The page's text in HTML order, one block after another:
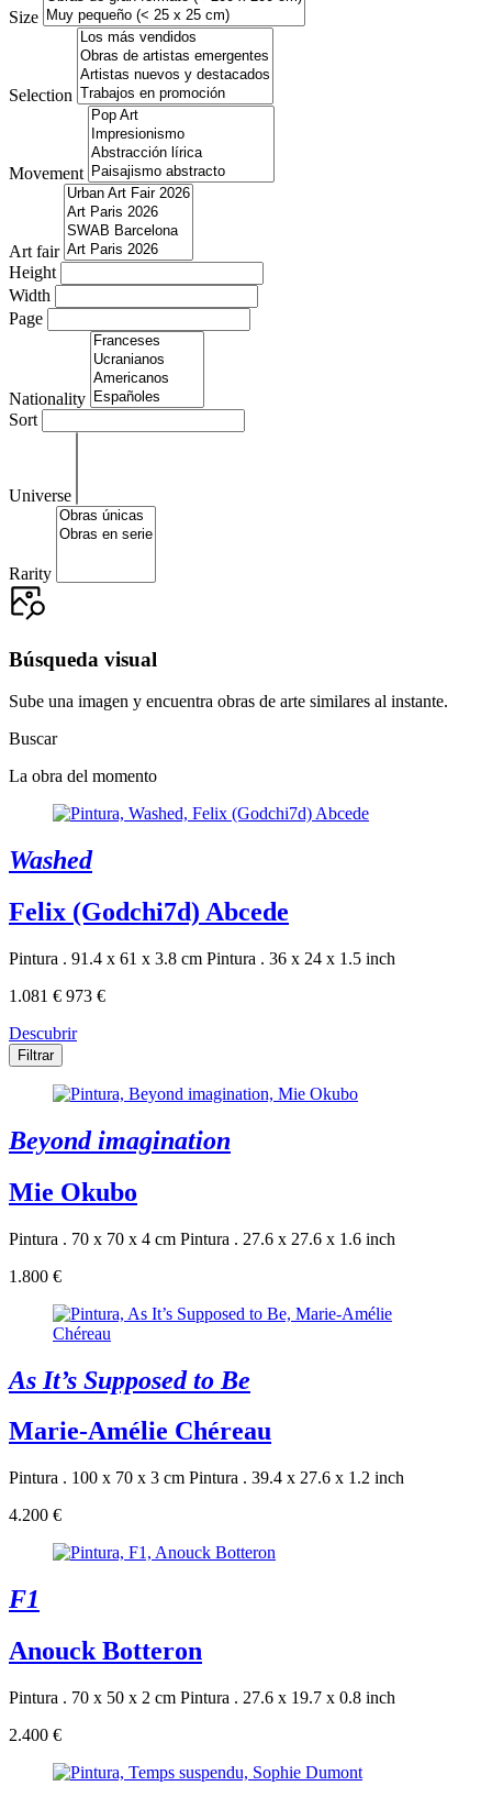
Size
Selection
Movement
Art fair
Height
Width
Page
Nationality
Sort
Universe
Rarity
Búsqueda visual
Sube una imagen y encuentra obras de arte similares al instante.
Buscar
La obra del momento
Washed
Felix (Godchi7d) Abcede
Pintura . 91.4 x 61 x 3.8 cm Pintura . 36 x 24 x 1.5 inch
1.081 € 973 €
Descubrir
Filtrar
Beyond imagination
Mie Okubo
Pintura . 70 x 70 x 4 cm Pintura . 27.6 x 27.6 x 1.6 inch
1.800 €
As It’s Supposed to Be
Marie-Amélie Chéreau
Pintura . 100 x 70 x 3 cm Pintura . 39.4 x 27.6 x 1.2 inch
4.200 €
F1
Anouck Botteron
Pintura . 70 x 50 x 2 cm Pintura . 27.6 x 19.7 x 0.8 inch
2.400 €